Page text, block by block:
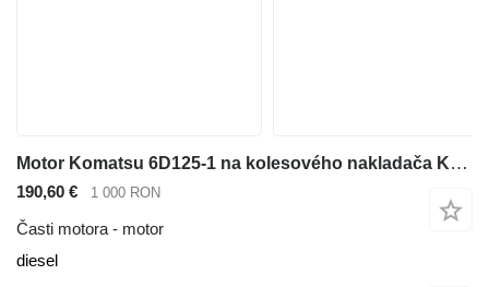
Motor Komatsu 6D125-1 na kolesového nakladača Komatsu WA450-1
190,60 € 1 000 RON
Časti motora - motor
diesel